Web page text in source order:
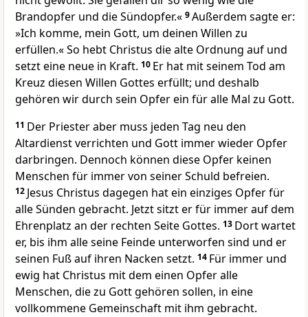
Brandopfer und die Sündopfer.« 9Außerdem sagte er:
»Ich komme, mein Gott, um deinen Willen zu
erfüllen.« So hebt Christus die alte Ordnung auf und
setzt eine neue in Kraft. 10 Er hat mit seinem Tod am
Kreuz diesen Willen Gottes erfüllt; und deshalb
gehören wir durch sein Opfer ein für alle Mal zu Gott.
11 Der Priester aber muss jeden Tag neu den
Altardienst verrichten und Gott immer wieder Opfer
darbringen. Dennoch können diese Opfer keinen
Menschen für immer von seiner Schuld befreien.
12 Jesus Christus dagegen hat ein einziges Opfer für
alle Sünden gebracht. Jetzt sitzt er für immer auf dem
Ehrenplatz an der rechten Seite Gottes. 13 Dort wartet
er, bis ihm alle seine Feinde unterworfen sind und er
seinen Fuß auf ihren Nacken setzt. 14 Für immer und
ewig hat Christus mit dem einen Opfer alle
Menschen, die zu Gott gehören sollen, in eine
vollkommene Gemeinschaft mit ihm gebracht.